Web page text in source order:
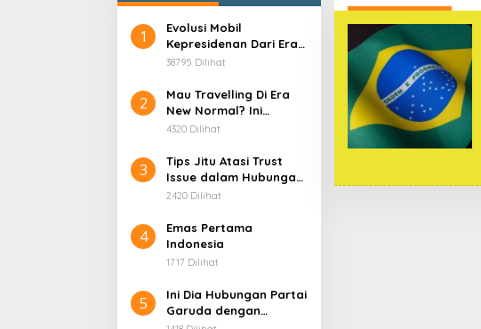
1
Evolusi Mobil
Kepresidenan Dari Era
Soekarno
38795 Dilihat
2
Mau Travelling Di Era
New Normal? Ini
Beberapa Hal Yang
Persiapkan!
4320 Dilihat
3
Tips Jitu Atasi Trust
Issue dalam Hubungan,
Dijamin Ampuh!
2420 Dilihat
4
Emas Pertama
Indonesia
1717 Dilihat
5
Ini Dia Hubungan Partai
Garuda dengan
Gerindra